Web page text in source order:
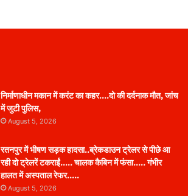
निर्माणाधीन मकान में करंट का कहर….दो की दर्दनाक मौत, जांच
में जुटी पुलिस,
August 5, 2026
रतनपुर में भीषण सड़क हादसा..ब्रेकडाउन ट्रेलर से पीछे आ
रही दो ट्रेलरें टकराईं….. चालक कैबिन में फंसा….. गंभीर
हालत में अस्पताल रेफर…..
August 5, 2026